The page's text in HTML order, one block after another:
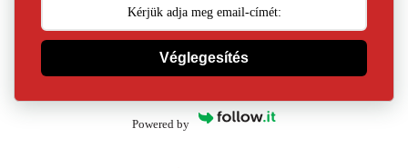
Véglegesítés
Powered by